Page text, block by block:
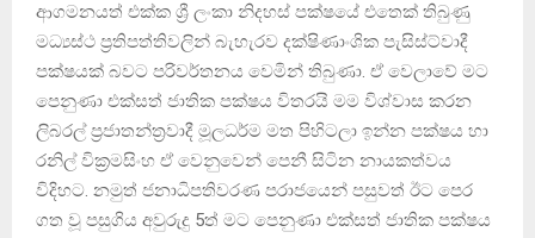
ආගමනයත් එක්ක ශ්‍රී ලංකා නිදහස් පක්ෂයේ එතෙක් තිබුණු
මධ්‍යස්ථ ප්‍රතිපත්තිවලින් බැහැරව දක්ෂිණාංශික පැසිස්ට්වාදී
පක්ෂයක් බවට පරිවර්තනය වෙමින් තිබුණා. ඒ වෙලාවේ මට
පෙනුණා එක්සත් ජාතික පක්ෂය විතරයි මම විශ්වාස කරන
ලිබරල් ප්‍රජාතන්ත්‍රවාදී මූලධර්ම මත පිහිටලා ඉන්න පක්ෂය හා
රනිල් වික්‍රමසිංහ ඒ වෙනුවෙන් පෙනී සිටින නායකත්වය
විදිහට. නමුත් ජනාධිපතිවරණ පරාජයෙන් පසුවත් ඊට පෙර
ගත වූ පසුගිය අවුරුදු 5ත් මට පෙනුණා එක්සත් ජාතික පක්ෂය